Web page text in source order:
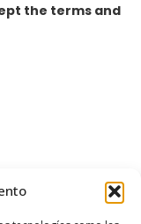
the terms and